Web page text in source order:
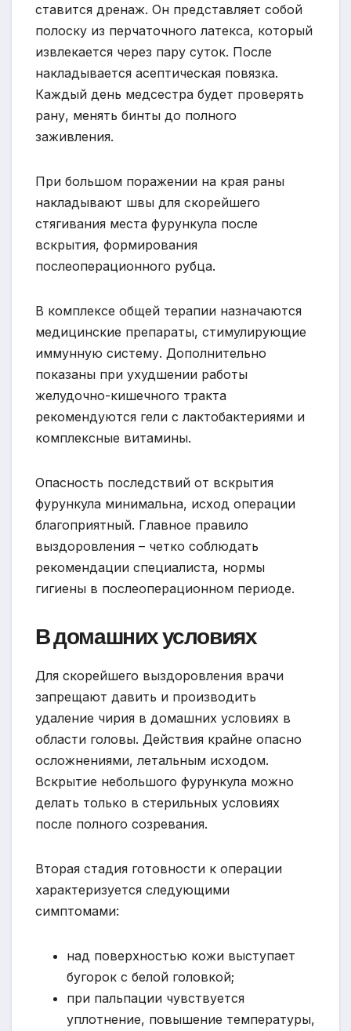
ставится дренаж. Он представляет собой
полоску из перчаточного латекса, который
извлекается через пару суток. После
накладывается асептическая повязка.
Каждый день медсестра будет проверять
рану, менять бинты до полного
заживления.
При большом поражении на края раны
накладывают швы для скорейшего
стягивания места фурункула после
вскрытия, формирования
послеоперационного рубца.
В комплексе общей терапии назначаются
медицинские препараты, стимулирующие
иммунную систему. Дополнительно
показаны при ухудшении работы
желудочно-кишечного тракта
рекомендуются гели с лактобактериями и
комплексные витамины.
Опасность последствий от вскрытия
фурункула минимальна, исход операции
благоприятный. Главное правило
выздоровления – четко соблюдать
рекомендации специалиста, нормы
гигиены в послеоперационном периоде.
В домашних условиях
Для скорейшего выздоровления врачи
запрещают давить и производить
удаление чирия в домашних условиях в
области головы. Действия крайне опасно
осложнениями, летальным исходом.
Вскрытие небольшого фурункула можно
делать только в стерильных условиях
после полного созревания.
Вторая стадия готовности к операции
характеризуется следующими
симптомами:
над поверхностью кожи выступает
бугорок с белой головкой;
при пальпации чувствуется
уплотнение, повышение температуры,